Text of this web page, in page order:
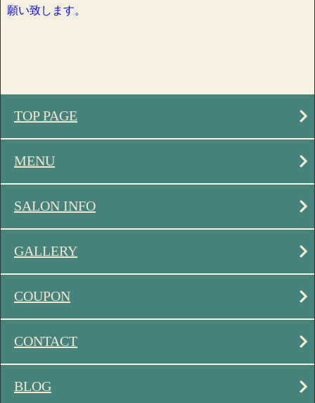
願い致します。
TOP PAGE
MENU
SALON INFO
GALLERY
COUPON
CONTACT
BLOG